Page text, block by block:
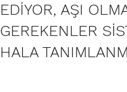
EDİYOR, AŞI
GEREKENLER
HALA